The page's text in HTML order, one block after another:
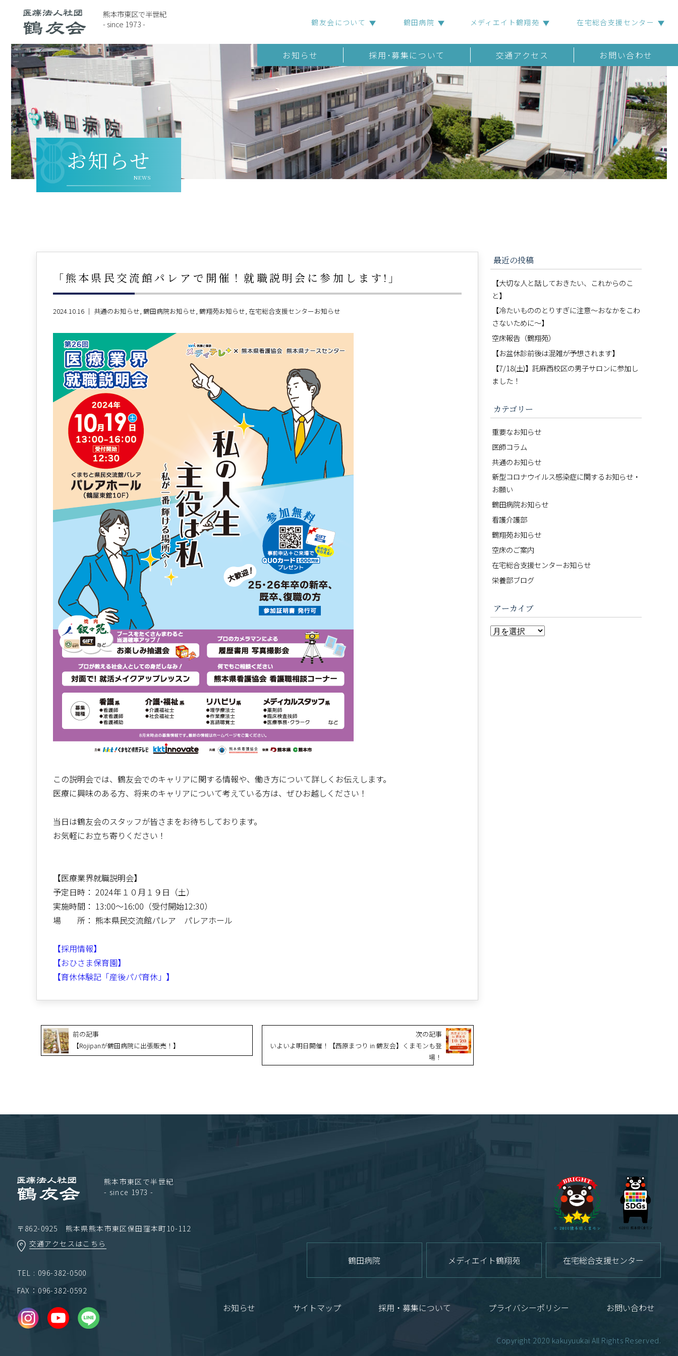
熊本市東区で半世紀
- since 1973 -
鶴友会について 鶴田病院 メディエイト鶴翔苑 在宅総合支援センター
お知らせ 採用･募集について 交通アクセス お問い合わせ
お知らせ
NEWS
「熊本県民交流館パレアで開催！就職説明会に参加します!」
2024.10.16 ｜ 共通のお知らせ 鶴田病院お知らせ 鶴翔苑お知らせ 在宅総合支援センターお知らせ
この説明会では、鶴友会でのキャリアに関する情報や、働き方について詳しくお伝えします。
医療に興味のある方、将来のキャリアについて考えている方は、ぜひお越しください！
当日は鶴友会のスタッフが皆さまをお待ちしております。
お気軽にお立ち寄りください！
【医療業界就職説明会】
予定日時： 2024年１０月１９日（土）
実施時間： 13:00～16:00（受付開始12:30）
場 所： 熊本県民交流館パレア パレアホール
【採用情報】
【おひさま保育園】
【育休体験記「産後パパ育休」】
前の記事
【Rojipanが鶴田病院に出張販売！】
次の記事
いよいよ明日開催！【西原まつり in 鶴友会】くまモンも登
場！
最近の投稿
【大切な人と話しておきたい、これからのこ
と】
【冷たいもののとりすぎに注意〜おなかをこわ
さないために〜】
空床報告（鶴翔苑）
【お盆休診前後は混雑が予想されます】
【7/18(土)】託麻西校区の男子サロンに参加し
ました！
カテゴリー
重要なお知らせ
医師コラム
共通のお知らせ
新型コロナウイルス感染症に関するお知らせ・
お願い
鶴田病院お知らせ
看護介護部
鶴翔苑お知らせ
空床のご案内
在宅総合支援センターお知らせ
栄養部ブログ
アーカイブ
熊本市東区で半世紀
- since 1973 -
〒862-0925 熊本県熊本市東区保田窪本町10-112
交通アクセスはこちら
TEL : 096-382-0500
FAX：096-382-0592
鶴田病院 メディエイト鶴翔苑 在宅総合支援センター
お知らせ サイトマップ 採用・募集について プライバシーポリシー お問い合わせ
Copyright 2020 kakuyuukai All Rights Reserved.